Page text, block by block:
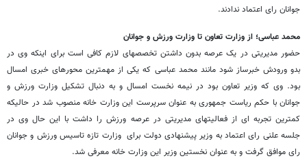
جوانان رای اعتماد ندادند.
محمد عباسی؛ از وزارت تعاون تا وزارت ورزش و جوانان
حضور مدیریتی در یک عرصه بدون داشتن تخصص‎های لازم کافی است برای اینکه وی در
بدو ورودش خبرساز شود مانند محمد عباسی که یکی از مهمترین محورهای خبری امسال
بود. وی که وزیر تعاون بود در نیمه نخست امسال و به دنبال تشکیل وزارت ورزش و
جوانان با حکم ریاست جمهوری به عنوان سرپرست این وزارت خانه منصوب شد در حالیکه
کمترین تجربه ای از فعالیت‎های مدیریتی در عرصه ورزش را داشت با این حال وی در
جلسه علنی رای اعتماد به وزیر پیشنهادی دولت برای وزارت تازه تاسیس ورزش و جوانان
رای موافق گرفت و به عنوان نخستین وزیر این وزارت خانه معرفی شد.